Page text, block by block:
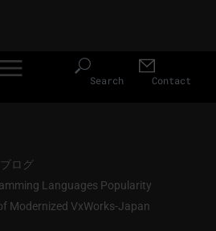
JP Search Contact
ブログ
Languages Popularity
Modernized VxWorks-Japan